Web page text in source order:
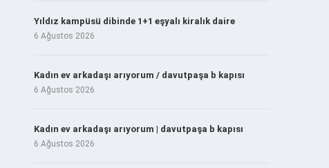
Yıldız kampüsü dibinde 1+1 eşyalı kiralık daire
6 Ağustos 2026
Kadın ev arkadaşı arıyorum / davutpaşa b kapısı
6 Ağustos 2026
Kadın ev arkadaşı arıyorum | davutpaşa b kapısı
6 Ağustos 2026